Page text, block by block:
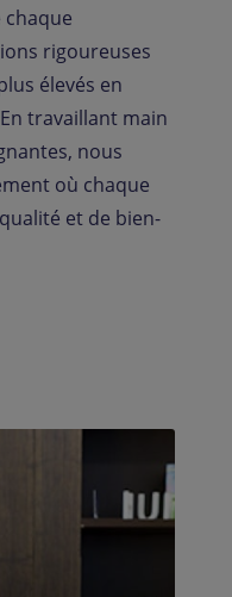
rigoureuses
élevés en
travaillant main
nous
où chaque
et de bien-